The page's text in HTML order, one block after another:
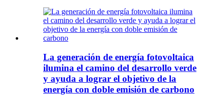
La generación de energía fotovoltaica
ilumina el camino del desarrollo verde
y ayuda a lograr el objetivo de la
energía con doble emisión de carbono